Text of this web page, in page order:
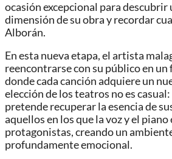
ocasión excepcional para descubrir
dimensión de su obra y recordar
Alborán.
En esta nueva etapa, el artista
reencontrarse con su público en
donde cada canción adquiere un
elección de los teatros no es
pretende recuperar la esencia de
aquellos en los que la voz y el piano
protagonistas, creando un
profundamente emocional.